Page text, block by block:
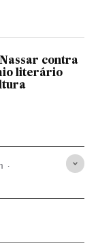
contra
literário